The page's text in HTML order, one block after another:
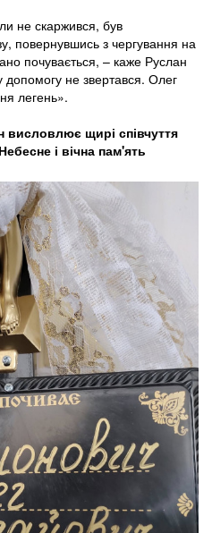
не скаржився, був
повернувшись з чергування на
почувається, – каже Руслан
не звертався. Олег
легень».
висловлює щирі співчуття
і вічна пам'ять